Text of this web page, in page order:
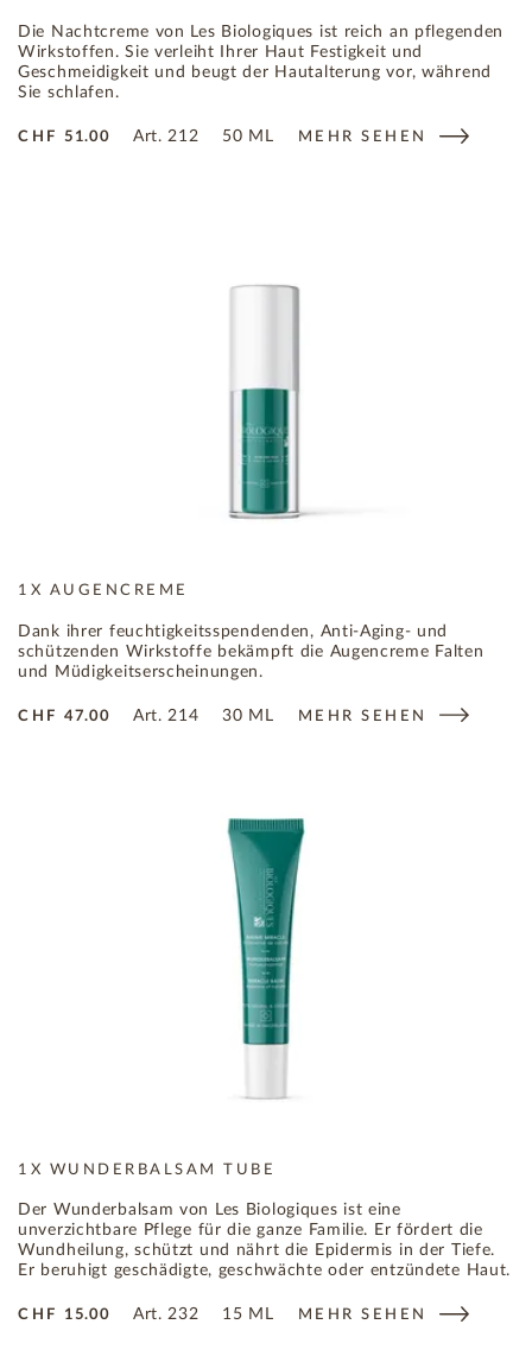
Die Nachtcreme von Les Biologiques ist reich an pflegenden
Wirkstoffen. Sie verleiht Ihrer Haut Festigkeit und
Geschmeidigkeit und beugt der Hautalterung vor, während
Sie schlafen.
CHF51.00 Art.212 50 ML MEHR SEHEN
1X AUGENCREME
Dank ihrer feuchtigkeitsspendenden, Anti-Aging- und
schützenden Wirkstoffe bekämpft die Augencreme Falten
und Müdigkeitserscheinungen.
CHF47.00 Art.214 30 ML MEHR SEHEN
1X WUNDERBALSAM TUBE
Der Wunderbalsam von Les Biologiques ist eine
unverzichtbare Pflege für die ganze Familie. Er fördert die
Wundheilung, schützt und nährt die Epidermis in der Tiefe.
Er beruhigt geschädigte, geschwächte oder entzündete Haut.
CHF 15.00 Art.232 15 ML MEHR SEHEN